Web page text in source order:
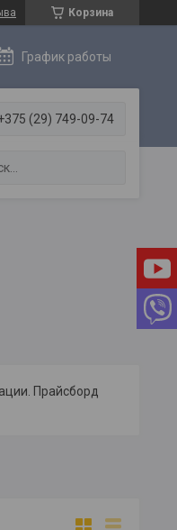
Корзина
График работы
(29) 749-09-74
Прайсборд